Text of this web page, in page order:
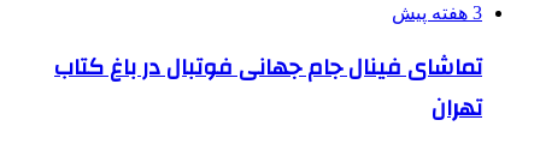
3 هفته پیش
تماشای فینال جام جهانی فوتبال در باغ کتاب
تهران